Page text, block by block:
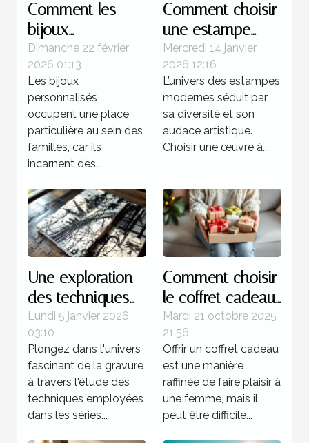
Comment les
bijoux
personnalisés
renforcent les
liens familiaux ?
Dimanche 22 février
2026 01:13
Les bijoux
personnalisés
occupent une place
particulière au sein des
familles, car ils
incarnent des...
Comment choisir
une estampe
moderne pour
votre collection ?
Mercredi 14 janvier
2026 12:16
L’univers des estampes
modernes séduit par
sa diversité et son
audace artistique.
Choisir une œuvre à...
Une exploration
des techniques
de gravure
utilisées dans les
séries célèbres de
Picasso
Lundi 5 janvier 2026
03:10
Plongez dans l'univers
fascinant de la gravure
à travers l'étude des
techniques employées
dans les séries...
Comment choisir
le coffret cadeau
idéal pour
chaque type de
femme ?
Mardi 21 octobre 2025
21:56
Offrir un coffret cadeau
est une manière
raffinée de faire plaisir à
une femme, mais il
peut être difficile...